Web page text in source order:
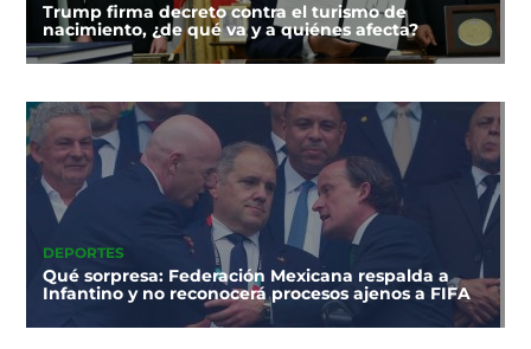
Trump firma decreto contra el turismo de
nacimiento, ¿de qué va y a quiénes afecta?
DEPORTES
Qué sorpresa: Federación Mexicana respalda a
Infantino y no reconocerá procesos ajenos a FIFA